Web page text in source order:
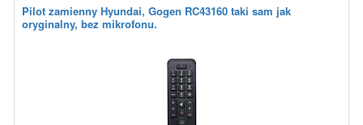
Pilot zamienny Hyundai, Gogen RC43160 taki sam jak
oryginalny, bez mikrofonu.